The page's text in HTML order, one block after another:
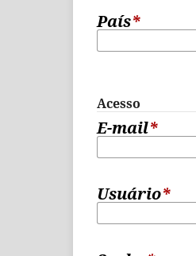
País*
Acesso
E-mail*
Usuário*